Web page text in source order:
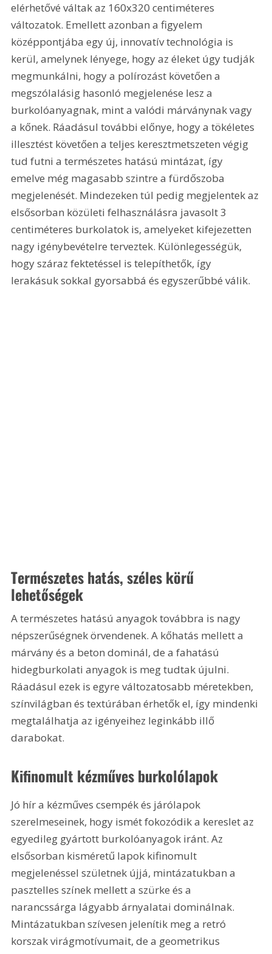
elérhetővé váltak az 160x320 centiméteres
változatok. Emellett azonban a figyelem
középpontjába egy új, innovatív technológia is
kerül, amelynek lényege, hogy az éleket úgy tudják
megmunkálni, hogy a polírozást követően a
megszólalásig hasonló megjelenése lesz a
burkolóanyagnak, mint a valódi márványnak vagy
a kőnek. Ráadásul további előnye, hogy a tökéletes
illesztést követően a teljes keresztmetszeten végig
tud futni a természetes hatású mintázat, így
emelve még magasabb szintre a fürdőszoba
megjelenését. Mindezeken túl pedig megjelentek az
elsősorban közületi felhasználásra javasolt 3
centiméteres burkolatok is, amelyeket kifejezetten
nagy igénybevételre terveztek. Különlegességük,
hogy száraz fektetéssel is telepíthetők, így
lerakásuk sokkal gyorsabbá és egyszerűbbé válik.
Természetes hatás, széles körű
lehetőségek
A természetes hatású anyagok továbbra is nagy
népszerűségnek örvendenek. A kőhatás mellett a
márvány és a beton dominál, de a fahatású
hidegburkolati anyagok is meg tudtak újulni.
Ráadásul ezek is egyre változatosabb méretekben,
színvilágban és textúrában érhetők el, így mindenki
megtalálhatja az igényeihez leginkább illő
darabokat.
Kifinomult kézműves burkolólapok
Jó hír a kézműves csempék és járólapok
szerelmeseinek, hogy ismét fokozódik a kereslet az
egyedileg gyártott burkolóanyagok iránt. Az
elsősorban kisméretű lapok kifinomult
megjelenéssel születnek újjá, mintázatukban a
pasztelles színek mellett a szürke és a
narancssárga lágyabb árnyalatai dominálnak.
Mintázatukban szívesen jelenítik meg a retró
korszak virágmotívumait, de a geometrikus